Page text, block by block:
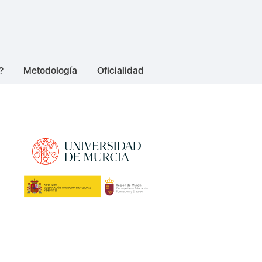
Metodología Oficialidad